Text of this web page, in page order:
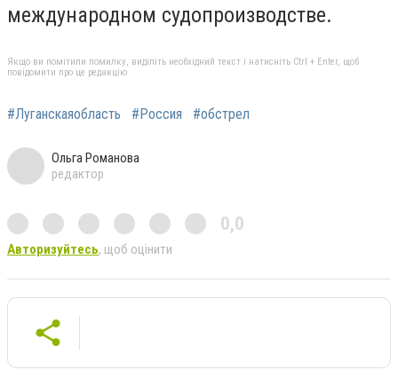
международном судопроизводстве.
Якщо ви помітили помилку, виділіть необхідний текст і натисніть Ctrl + Enter, щоб
повідомити про це редакцію
#Луганскаяобласть #Россия #обстрел
Ольга Романова
редактор
0,0
Авторизуйтесь, щоб оцінити